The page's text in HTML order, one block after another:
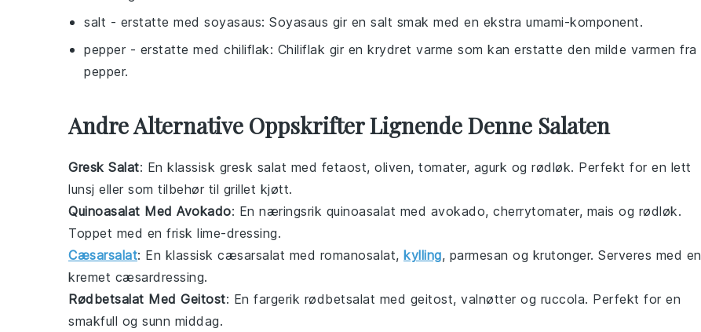
salt - erstatte med soyasaus: Soyasaus gir en salt smak med en ekstra umami-komponent.
pepper - erstatte med chiliflak: Chiliflak gir en krydret varme som kan erstatte den milde varmen fra
pepper.
Andre Alternative Oppskrifter Lignende Denne Salaten
Gresk Salat: En klassisk gresk salat med fetaost, oliven, tomater, agurk og rødløk. Perfekt for en lett
lunsj eller som tilbehør til grillet kjøtt.
Quinoasalat Med Avokado: En næringsrik quinoasalat med avokado, cherrytomater, mais og rødløk.
Toppet med en frisk lime-dressing.
Cæsarsalat: En klassisk cæsarsalat med romanosalat, kylling, parmesan og krutonger. Serveres med en
kremet cæsardressing.
Rødbetsalat Med Geitost: En fargerik rødbetsalat med geitost, valnøtter og ruccola. Perfekt for en
smakfull og sunn middag.